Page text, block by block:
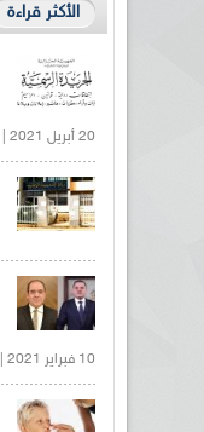
الأكثر قراءة
20 أبريل 2021 |
10 فبراير 2021 |